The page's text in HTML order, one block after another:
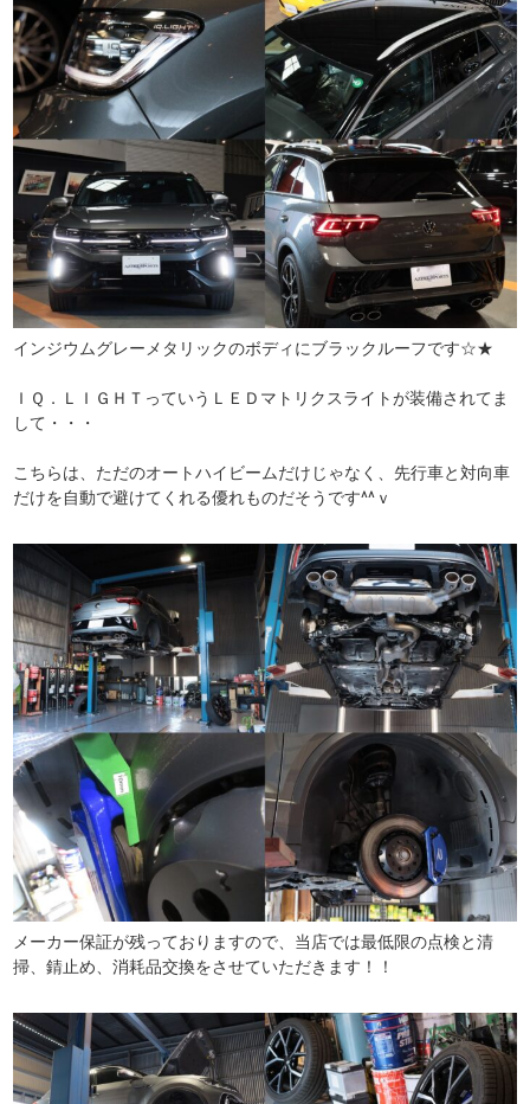
インジウムグレーメタリックのボディにブラックルーフです☆★
ＩＱ．ＬＩＧＨＴっていうＬＥＤマトリクスライトが装備されてま
して・・・
こちらは、ただのオートハイビームだけじゃなく、先行車と対向車
だけを自動で避けてくれる優れものだそうです^^ｖ
メーカー保証が残っておりますので、当店では最低限の点検と清
掃、錆止め、消耗品交換をさせていただきます！！